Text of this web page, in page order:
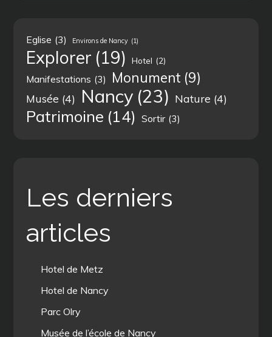
Eglise (3) Environs de Nancy (1)
Explorer (19) Hotel (2)
Manifestations (3) Monument (9)
Musée (4) Nancy (23) Nature (4)
Patrimoine (14) Sortir (3)
Les derniers
articles
Hotel de Metz
Hotel de Nancy
Parc Olry
Musée de l’école de Nancy